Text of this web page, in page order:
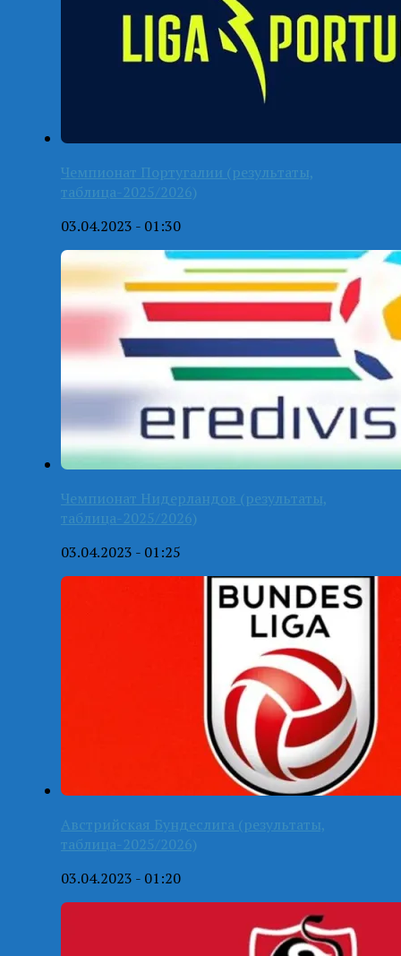
Чемпионат Португалии (результаты,
таблица-2025/2026)
03.04.2023 - 01:30
Чемпионат Нидерландов (результаты,
таблица-2025/2026)
03.04.2023 - 01:25
Австрийская Бундеслига (результаты,
таблица-2025/2026)
03.04.2023 - 01:20